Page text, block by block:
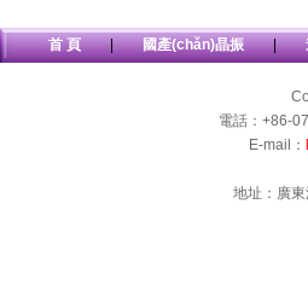
首 頁 | 國產(chǎn)晶振 |
電話：+86-
E-mail：
地址：廣